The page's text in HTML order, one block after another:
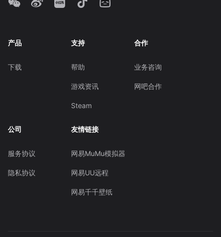
产品
下载
支持
帮助
游戏资讯
Steam
合作
业务咨询
网吧合作
公司
服务协议
隐私协议
友情链接
网易MuMu模拟器
网易UU远程
网易千千壁纸